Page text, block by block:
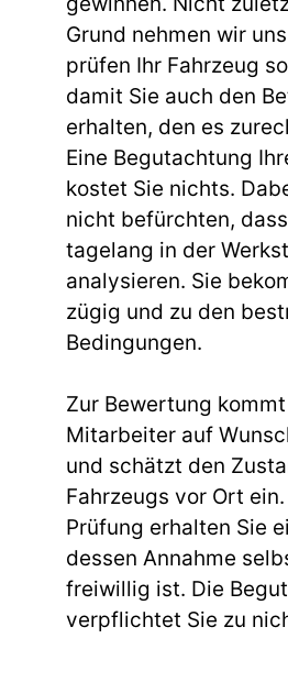
Grund nehmen wir
prüfen Ihr Fahrzeug
damit Sie auch den
erhalten, den es
Eine Begutachtung
kostet Sie nichts.
nicht befürchten,
tagelang in der
analysieren. Sie
zügig und zu den
Bedingungen.
Zur Bewertung
Mitarbeiter auf
und schätzt den
Fahrzeugs vor Ort
Prüfung erhalten Sie
dessen Annahme
freiwillig ist. Die
verpflichtet Sie zu